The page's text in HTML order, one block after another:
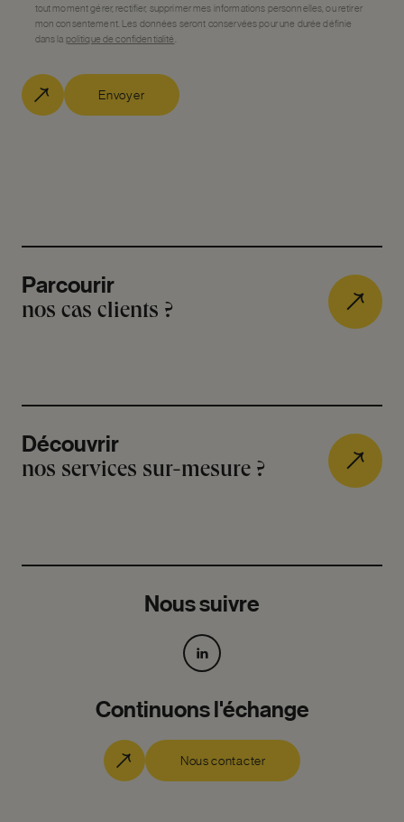
tout moment gérer, rectifier, supprimer mes informations personnelles, ou retirer
mon consentement. Les données seront conservées pour une durée définie
dans la politique de confidentialité
Envoyer
Parcourir
nos cas clients ?
Découvrir
nos services sur-mesure ?
Nous suivre
Continuons l'échange
Nous contacter